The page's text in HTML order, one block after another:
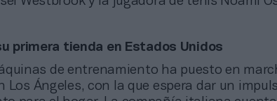
primera tienda en Estados Unidos
de entrenamiento ha puesto en
Los Ángeles, con la que espera dar un